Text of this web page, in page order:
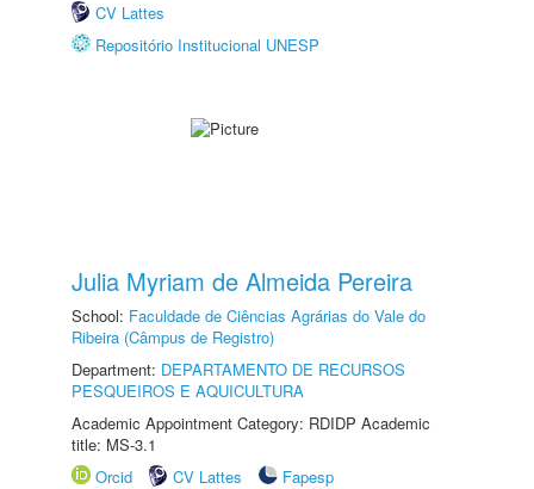
CV Lattes
Repositório Institucional UNESP
Julia Myriam de Almeida Pereira
School: Faculdade de Ciências Agrárias do Vale do
Ribeira (Câmpus de Registro)
Department: DEPARTAMENTO DE RECURSOS
PESQUEIROS E AQUICULTURA
Academic Appointment Category: RDIDP Academic
title: MS-3.1
Orcid
CV Lattes
Fapesp